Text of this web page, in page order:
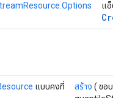
แ
แบบคงที่ สร้าง ( ขอ